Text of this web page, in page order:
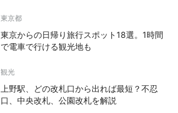
東京都
東京からの日帰り旅行スポット18選。1時間
で電車で行ける観光地も
観光
上野駅、どの改札口から出れば最短？不忍
口、中央改札、公園改札を解説